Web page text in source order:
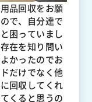
品回収をお願
で、自分達で
困っていまし
在を知り問い
かったのでお
だけでなく他
回収してくれ
くると思うの